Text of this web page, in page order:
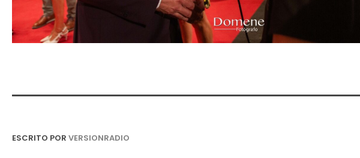
ESCRITO POR VERSIONRADIO